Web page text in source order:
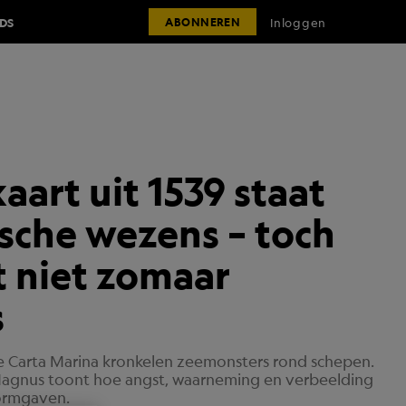
ABONNEREN Inloggen
uit 1539 staat
wezens – toch
niet zomaar
Marina kronkelen zeemonsters rond schepen.
toont hoe angst, waarneming en verbeelding